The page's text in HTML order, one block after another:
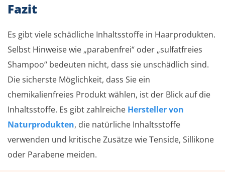
Fazit
Es gibt viele schädliche Inhaltsstoffe in Haarprodukten.
Selbst Hinweise wie „parabenfrei“ oder „sulfatfreies
Shampoo“ bedeuten nicht, dass sie unschädlich sind.
Die sicherste Möglichkeit, dass Sie ein
chemikalienfreies Produkt wählen, ist der Blick auf die
Inhaltsstoffe. Es gibt zahlreiche Hersteller von
Naturprodukten, die natürliche Inhaltsstoffe
verwenden und kritische Zusätze wie Tenside, Sillikone
oder Parabene meiden.